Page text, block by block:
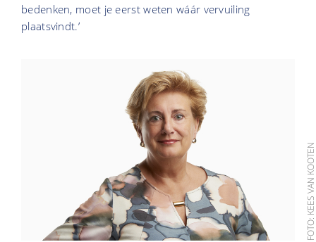
bedenken, moet je eerst weten wáár vervuiling
plaatsvindt.’
FOTO: KEES VAN KOOTEN